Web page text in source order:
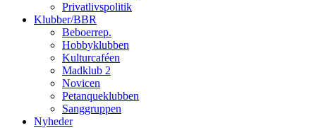
Privatlivspolitik
Klubber/BBR
Beboerrep.
Hobbyklubben
Kulturcaféen
Madklub 2
Novicen
Petanqueklubben
Sanggruppen
Nyheder